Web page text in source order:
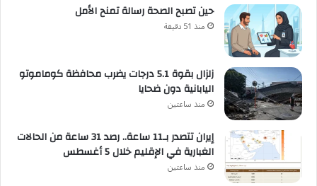
حين تصبح الصحة رسالة تمنح الأمل
منذ 51 دقيقة
زلزال بقوة 5.1 درجات يضرب محافظة كوماموتو
اليابانية دون ضحايا
منذ ساعتين
إيران تتصدر بـ11 ساعة.. رصد 31 ساعة من الحالات
الغبارية في الإقليم خلال 5 أغسطس
منذ ساعتين